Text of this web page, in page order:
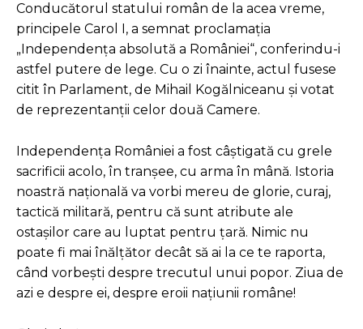
Conducătorul statului român de la acea vreme,
principele Carol I, a semnat proclamaţia
„Independenţa absolută a României“, conferindu-i
astfel putere de lege. Cu o zi înainte, actul fusese
citit în Parlament, de Mihail Kogălniceanu şi votat
de reprezentanţii celor două Camere.
Independenţa României a fost câștigată cu grele
sacrificii acolo, în tranșee, cu arma în mână. Istoria
noastră națională va vorbi mereu de glorie, curaj,
tactică militară, pentru că sunt atribute ale
ostașilor care au luptat pentru țară. Nimic nu
poate fi mai înălțător decât să ai la ce te raporta,
când vorbești despre trecutul unui popor. Ziua de
azi e despre ei, despre eroii națiunii române!